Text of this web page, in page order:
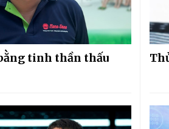
tinh thần thấu